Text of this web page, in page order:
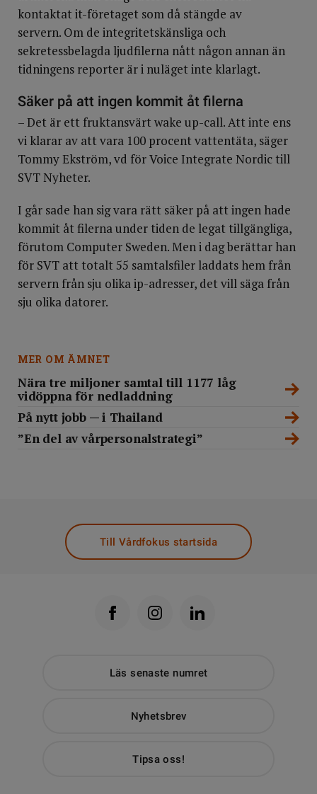
kontaktat it-företaget som då stängde av
servern. Om de integritetskänsliga och
sekretessbelagda ljudfilerna nått någon annan än
tidningens reporter är i nuläget inte klarlagt.
Säker på att ingen kommit åt filerna
– Det är ett fruktansvärt wake up-call. Att inte ens
vi klarar av att vara 100 procent vattentäta, säger
Tommy Ekström, vd för Voice Integrate Nordic till
SVT Nyheter.
I går sade han sig vara rätt säker på att ingen hade
kommit åt filerna under tiden de legat tillgängliga,
förutom Computer Sweden. Men i dag berättar han
för SVT att totalt 55 samtalsfiler laddats hem från
servern från sju olika ip-adresser, det vill säga från
sju olika datorer.
MER OM ÄMNET
Nära tre miljoner samtal till 1177 låg
vidöppna för nedladdning
På nytt jobb — i Thailand
”En del av vårpersonalstrategi”
Till Vårdfokus startsida
Läs senaste numret
Nyhetsbrev
Tipsa oss!